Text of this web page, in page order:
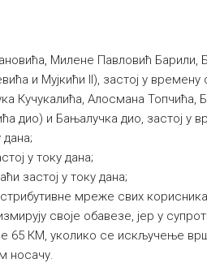
Милене Павловић Барили,
и Мујкићи II), застој у времену
Кучукалића, Алосмана Топчића,
дио) и Бањалучка дио, застој у
у току дана;
застој у току дана;
мреже свих
своје обавезе, јер у
65 КМ, уколико се искључење
носачу.